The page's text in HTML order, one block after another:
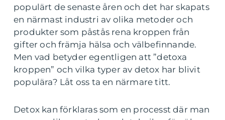
populärt de senaste åren och det har skapats
en närmast industri av olika metoder och
produkter som påstås rena kroppen från
gifter och främja hälsa och välbefinnande.
Men vad betyder egentligen att ”detoxa
kroppen” och vilka typer av detox har blivit
populära? Låt oss ta en närmare titt.
Detox kan förklaras som en processt där man